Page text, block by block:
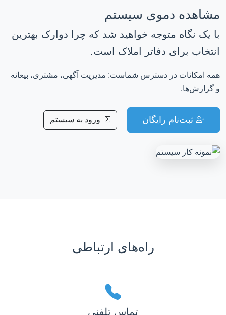
مشاهده دموی سیستم
با یک نگاه متوجه خواهید شد که چرا دوارک بهترین
انتخاب برای دفاتر املاک است.
همه امکانات در دسترس شماست: مدیریت آگهی، مشتری، بیعانه
و گزارش‌ها.
ثبت‌نام رایگان ورود به سیستم
راه‌های ارتباطی
تماس تلفنی